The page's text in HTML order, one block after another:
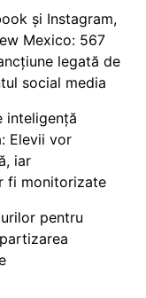
și Instagram,
Mexico: 567
legată de
social media
inteligență
Elevii vor
iar
fi monitorizate
pentru